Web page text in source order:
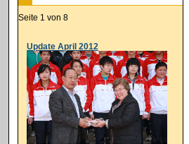
Seite 1 von 8
Update April 2012